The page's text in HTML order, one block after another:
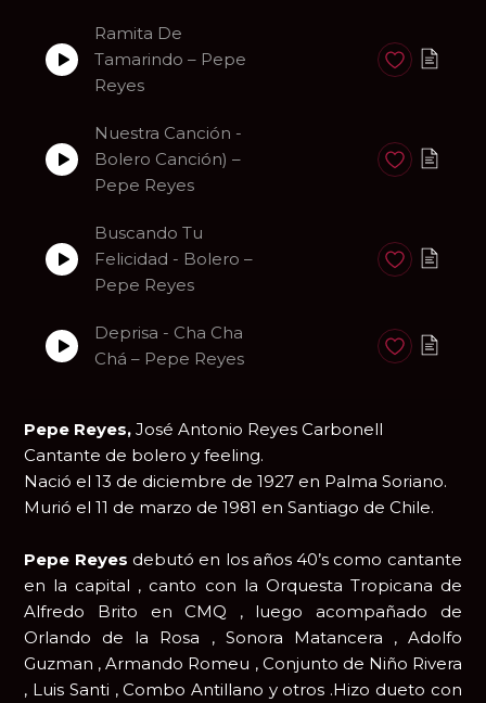
Ramita De
Tamarindo – Pepe
Reyes
Anadir a
Nuestra Canción -
Bolero Canción) –
Pepe Reyes
Anadir a
Buscando Tu
Felicidad - Bolero –
Pepe Reyes
Anadir a
Deprisa - Cha Cha
Chá – Pepe Reyes
Anadir a
Pepe Reyes,José Antonio Reyes Carbonell
Cantante de bolero y feeling.
Nació el 13 de diciembre de 1927 en Palma Soriano.
Murió el 11 de marzo de 1981 en Santiago de Chile.
Pepe Reyes debutó en los años 40’s como cantante
en la capital , canto con la Orquesta Tropicana de
Alfredo Brito en CMQ , luego acompañado de
Orlando de la Rosa , Sonora Matancera , Adolfo
Guzman , Armando Romeu , Conjunto de Niño Rivera
, Luis Santi , Combo Antillano y otros .Hizo dueto con